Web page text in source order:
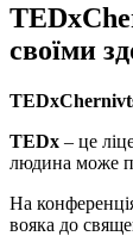
своїми
TEDx – це
людина може
На
вояка до